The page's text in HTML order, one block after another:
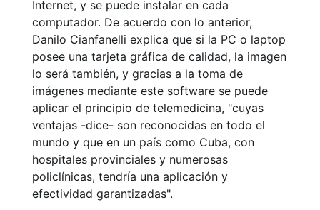
Internet, y se puede instalar en cada
computador. De acuerdo con lo anterior,
Danilo Cianfanelli explica que si la PC o laptop
posee una tarjeta gráfica de calidad, la imagen
lo será también, y gracias a la toma de
imágenes mediante este software se puede
aplicar el principio de telemedicina, "cuyas
ventajas -dice- son reconocidas en todo el
mundo y que en un país como Cuba, con
hospitales provinciales y numerosas
policlínicas, tendría una aplicación y
efectividad garantizadas".